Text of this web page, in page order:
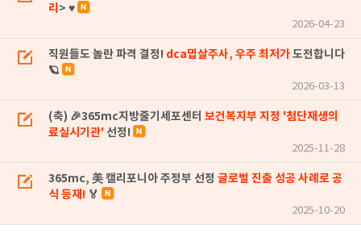
리 > ♥
2026-04-23
직원들도 놀란 파격 결정! dca밉살주사, 우주 최저가도전합니다
🪐
2026-03-13
(축) 🎉365mc지방줄기세포센터 보건복지부 지정 '첨단재생의
료실시기관' 선정!
2025-11-28
365mc, 美 캘리포니아 주정부 선정 글로벌 진출 성공 사례로 공
식 등재! 🏅
2025-10-20